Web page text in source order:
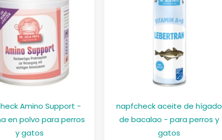
Amino Support -
en polvo para perros
y gatos
napfcheck aceite de hígado
de bacalao - para perros y
gatos